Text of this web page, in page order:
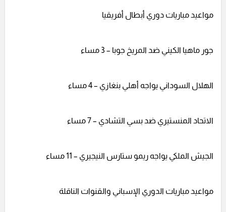
مواعيد مباريات دوري أبطال أفريقيا
جور ماهيا الكيني ضد المريخ جوبا – 3 مساء
الهلال السوداني يواجه أهلي بنغازي – 4 مساء
الاتحاد المنستيري ضد بسي التشادي – 7 مساء
الجيش الملكي يواجه ريمو ستارس النيجيري – 11 مساء
مواعيد مباريات الدوري الإسباني والقنوات الناقلة